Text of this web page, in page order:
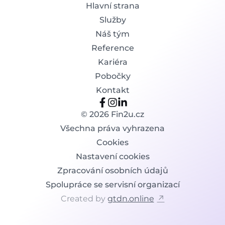
Hlavní strana
Služby
Náš tým
Reference
Kariéra
Pobočky
Kontakt
© 2026 Fin2u.cz
Všechna práva vyhrazena
Cookies
Nastavení cookies
Zpracování osobních údajů
Spolupráce se servisní organizací
Created by gtdn.online ↗